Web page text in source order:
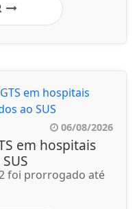
06/08/2026
em hospitais
foi prorrogado até